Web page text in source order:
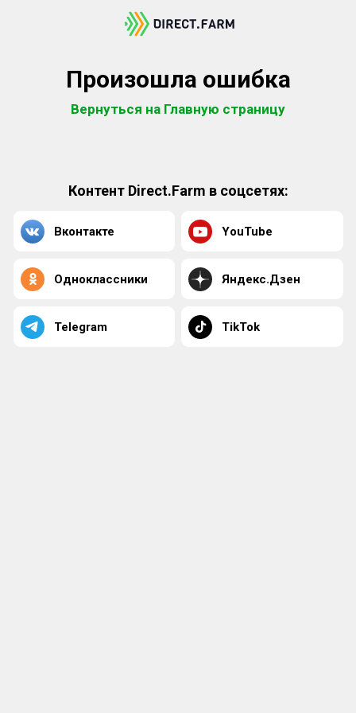
Произошла ошибка
Вернуться на Главную страницу
Контент Direct.Farm в соцсетях:
Вконтакте YouTube
Одноклассники Яндекс.Дзен
Telegram TikTok